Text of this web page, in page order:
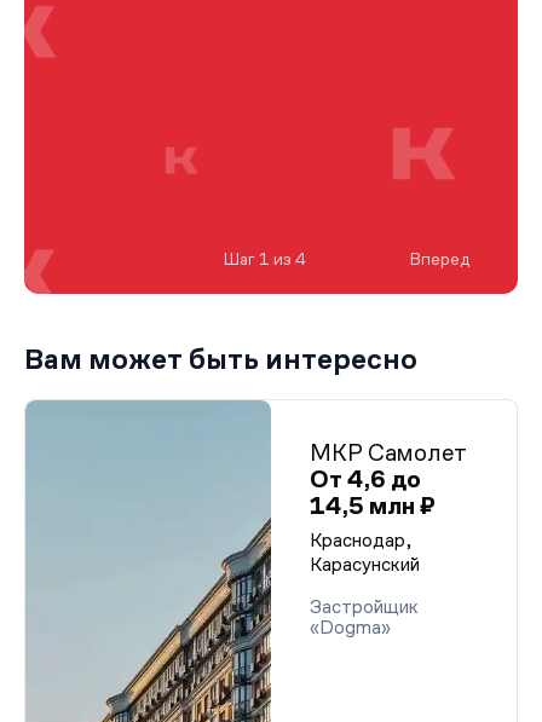
Шаг 1 из 4 Вперед
Вам может быть интересно
МКР Самолет
От 4,6 до
14,5 млн ₽
Краснодар,
Карасунский
Застройщик
«Dogma»